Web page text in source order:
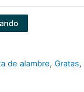
de alambre, Gratas,